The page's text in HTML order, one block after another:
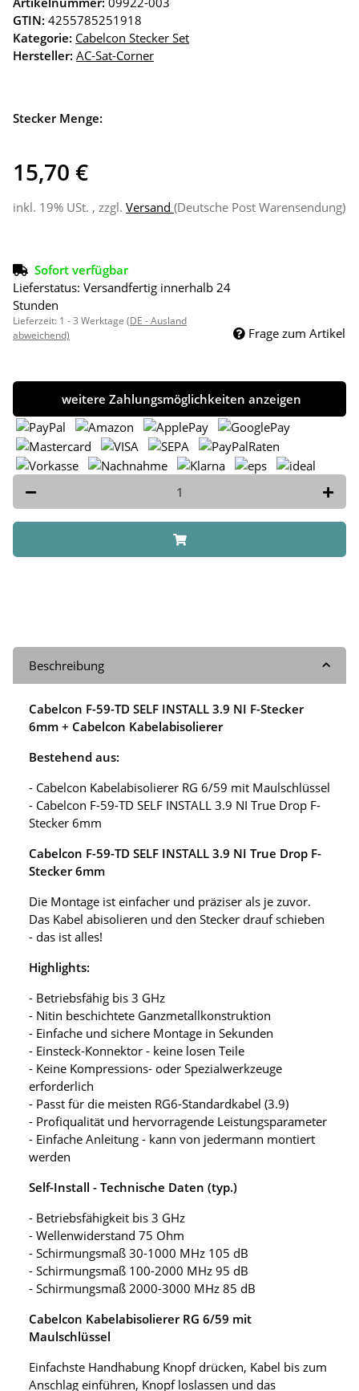
GTIN: 4255785251918
Kategorie: Cabelcon Stecker Set
Hersteller: AC-Sat-Corner
Stecker Menge:
15,70 €
inkl. 19% USt. , zzgl. Versand (Deutsche Post Warensendung)
Sofort verfügbar
Lieferstatus: Versandfertig innerhalb 24
Stunden
Lieferzeit: 1 - 3 Werktage (DE - Ausland
abweichend)
Frage zum Artikel
weitere Zahlungsmöglichkeiten anzeigen
Beschreibung
Cabelcon F-59-TD SELF INSTALL 3.9 NI F-Stecker
6mm + Cabelcon Kabelabisolierer
Bestehend aus:
- Cabelcon Kabelabisolierer RG 6/59 mit Maulschlüssel
- Cabelcon F-59-TD SELF INSTALL 3.9 NI True Drop F-
Stecker 6mm
Cabelcon F-59-TD SELF INSTALL 3.9 NI True Drop F-
Stecker 6mm
Die Montage ist einfacher und präziser als je zuvor.
Das Kabel abisolieren und den Stecker drauf schieben
- das ist alles!
Highlights:
- Betriebsfähig bis 3 GHz
- Nitin beschichtete Ganzmetallkonstruktion
- Einfache und sichere Montage in Sekunden
- Einsteck-Konnektor - keine losen Teile
- Keine Kompressions- oder Spezialwerkzeuge
erforderlich
- Passt für die meisten RG6-Standardkabel (3.9)
- Profiqualität und hervorragende Leistungsparameter
- Einfache Anleitung - kann von jedermann montiert
werden
Self-Install - Technische Daten (typ.)
- Betriebsfähigkeit bis 3 GHz
- Wellenwiderstand 75 Ohm
- Schirmungsmaß 30-1000 MHz 105 dB
- Schirmungsmaß 100-2000 MHz 95 dB
- Schirmungsmaß 2000-3000 MHz 85 dB
Cabelcon Kabelabisolierer RG 6/59 mit
Maulschlüssel
Einfachste Handhabung Knopf drücken, Kabel bis zum
Anschlag einführen, Knopf loslassen und das